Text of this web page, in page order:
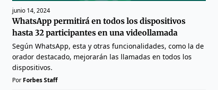
junio 14, 2024
WhatsApp permitirá en todos los dispositivos
hasta 32 participantes en una videollamada
Según WhatsApp, esta y otras funcionalidades, como la de
orador destacado, mejorarán las llamadas en todos los
dispositivos.
Por Forbes Staff